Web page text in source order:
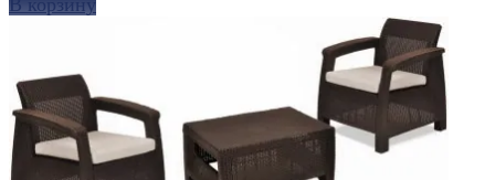
избранное сравнить